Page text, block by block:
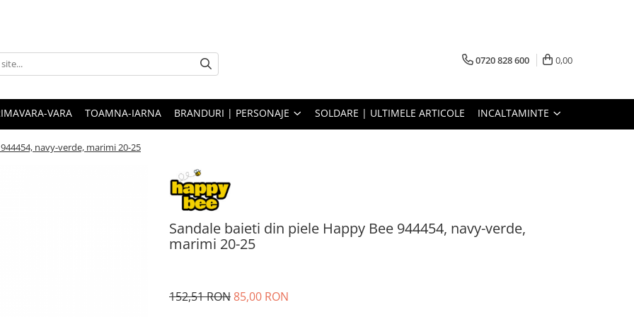
0720 828 600 0,00
VARA TOAMNA-IARNA BRANDURI | PERSONAJE SOLDARE | ULTIMELE ARTICOLE INCALTAMINTE
navy-verde, marimi 20-25
Sandale baieti din piele Happy Bee 944454, navy-verde,
marimi 20-25
152,51 RON85,00 RON